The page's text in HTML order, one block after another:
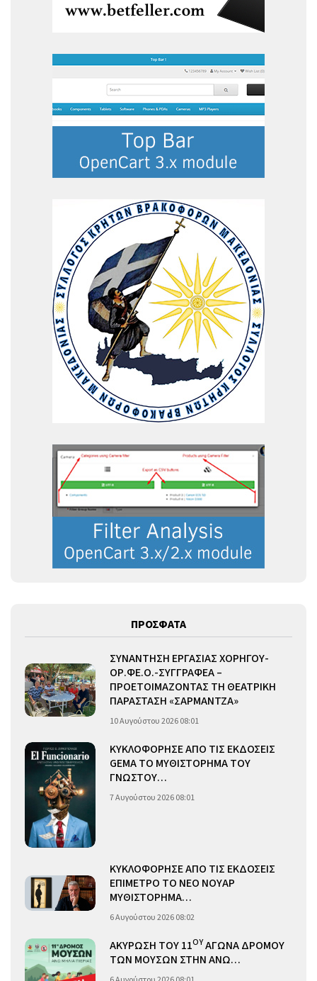
ΠΡΟΣΦΑΤΑ
ΣΥΝΑΝΤΗΣΗ ΕΡΓΑΣΙΑΣ ΧΟΡΗΓΟΥ-
ΟΡ.ΦΕ.Ο.-ΣΥΓΓΡΑΦΕΑ –
ΠΡΟΕΤΟΙΜΑΖΟΝΤΑΣ ΤΗ ΘΕΑΤΡΙΚΗ
ΠΑΡΑΣΤΑΣΗ «ΣΑΡΜΑΝΤΖΑ»
10 Αυγούστου 2026 08:01
ΚΥΚΛΟΦΟΡΗΣΕ ΑΠΟ ΤΙΣ ΕΚΔΟΣΕΙΣ
GEMA ΤΟ ΜΥΘΙΣΤΟΡΗΜΑ ΤΟΥ
ΓΝΩΣΤΟΥ…
7 Αυγούστου 2026 08:01
ΚΥΚΛΟΦΟΡΗΣΕ ΑΠΟ ΤΙΣ ΕΚΔΟΣΕΙΣ
ΕΠΙΜΕΤΡΟ ΤΟ ΝΕΟ ΝΟΥΑΡ
ΜΥΘΙΣΤΟΡΗΜΑ…
6 Αυγούστου 2026 08:02
ΑΚΥΡΩΣΗ ΤΟΥ 11ΟΥΑΓΩΝΑ ΔΡΟΜΟΥ
ΤΩΝ ΜΟΥΣΩΝ ΣΤΗΝ ΑΝΩ…